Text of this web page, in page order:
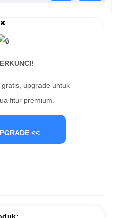
upgrade untuk
fitur premium.
<<